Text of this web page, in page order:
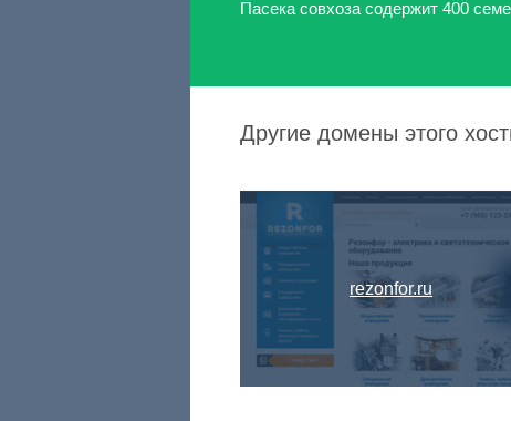
Пасека совхоза содержит 400
Другие домены этого
rezonfor.ru